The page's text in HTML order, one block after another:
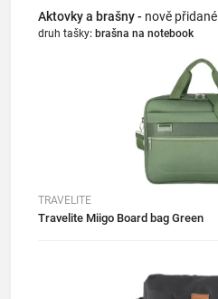
Aktovky a brašny - nově přidané
druh tašky: brašna na notebook
TRAVELITE
Travelite Miigo Board bag Green